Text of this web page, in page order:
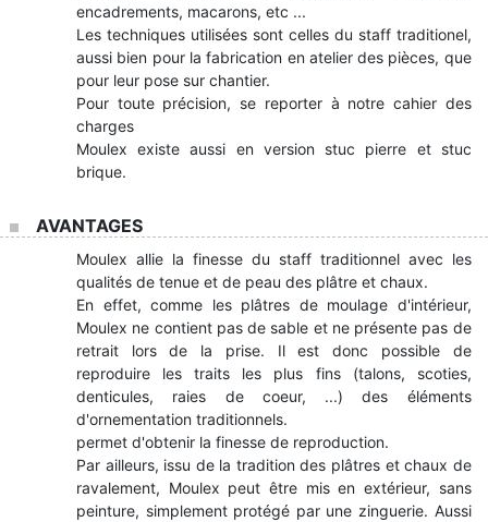
encadrements, macarons, etc ...
Les techniques utilisées sont celles du staff traditionel,
aussi bien pour la fabrication en atelier des pièces, que
pour leur pose sur chantier.
Pour toute précision, se reporter à notre cahier des
charges
Moulex existe aussi en version stuc pierre et stuc
brique.
AVANTAGES
Moulex allie la finesse du staff traditionnel avec les
qualités de tenue et de peau des plâtre et chaux.
En effet, comme les plâtres de moulage d'intérieur,
Moulex ne contient pas de sable et ne présente pas de
retrait lors de la prise. Il est donc possible de
reproduire les traits les plus fins (talons, scoties,
denticules, raies de coeur, ...) des éléments
d'ornementation traditionnels.
permet d'obtenir la finesse de reproduction.
Par ailleurs, issu de la tradition des plâtres et chaux de
ravalement, Moulex peut être mis en extérieur, sans
peinture, simplement protégé par une zinguerie. Aussi